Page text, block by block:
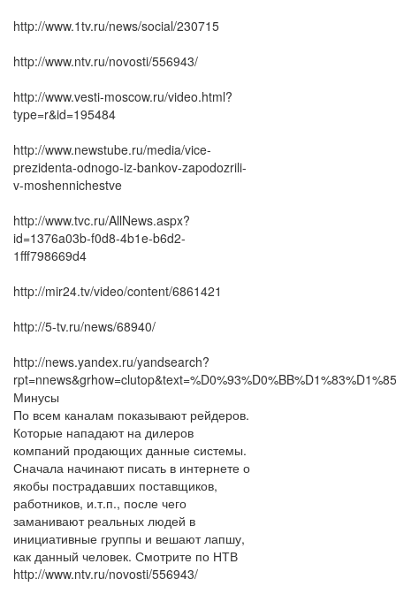
http://www.1tv.ru/news/social/230715
http://www.ntv.ru/novosti/556943/
http://www.vesti-moscow.ru/video.html?
type=r&id=195484
http://www.newstube.ru/media/vice-
prezidenta-odnogo-iz-bankov-zapodozrili-
v-moshennichestve
http://www.tvc.ru/AllNews.aspx?
id=1376a03b-f0d8-4b1e-b6d2-
1fff798669d4
http://mir24.tv/video/content/6861421
http://5-tv.ru/news/68940/
http://news.yandex.ru/yandsearch?
Минусы
По всем каналам показывают рейдеров.
Которые нападают на дилеров
компаний продающих данные системы.
Сначала начинают писать в интернете о
якобы пострадавших поставщиков,
работников, и.т.п., после чего
заманивают реальных людей в
инициативные группы и вешают лапшу,
как данный человек. Смотрите по НТВ
http://www.ntv.ru/novosti/556943/